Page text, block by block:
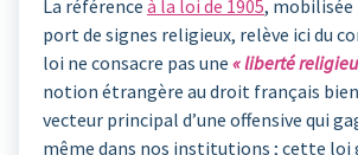
La référence à la loi de 1905,
port de signes religieux, relève ici du
loi ne consacre pas une « liberté
notion étrangère au droit français
vecteur principal d’une offensive qui
même dans nos institutions ; cette